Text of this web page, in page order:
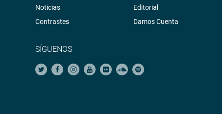
Noticias
Contrastes
Editorial
Damos Cuenta
SÍGUENOS